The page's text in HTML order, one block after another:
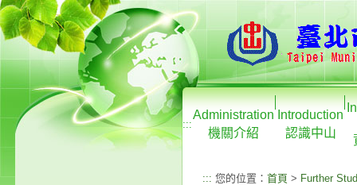
:::
Administration
機關介紹
Introduction
認識中山
::: 您的位置： 首頁 > Further